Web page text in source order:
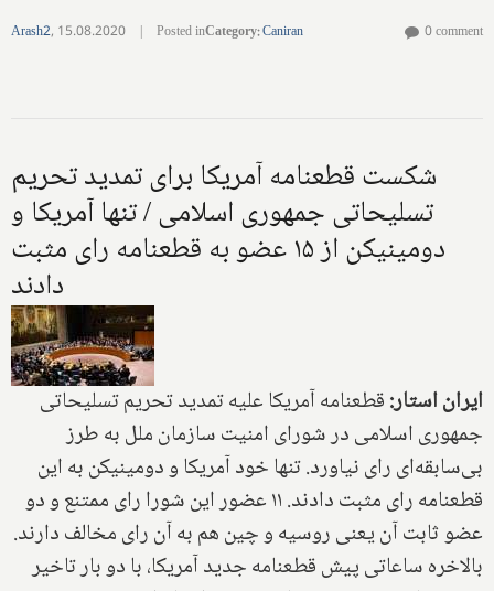
Arash2, 15.08.2020 | Posted inCategory:Caniran 0 comment
شکست قطعنامه آمریکا برای تمدید تحریم
تسلیحاتی جمهوری اسلامی / تنها آمریکا و
دومینیکن از ۱۵ عضو به قطعنامه رای مثبت
دادند
ایران استار:قطعنامه آمریکا علیه تمدید تحریم تسلیحاتی
جمهوری اسلامی در شورای امنیت سازمان ملل به طرز
بی‌سابقه‌ای رای نیاورد. تنها خود آمریکا و دومینیکن به این
قطعنامه رای مثبت دادند. ۱۱ عضور این شورا رای ممتنع و دو
عضو ثابت آن یعنی روسیه و چین هم به آن رای مخالف دارند.
بالاخره ساعاتی پیش قطعنامه جدید آمریکا، با دو بار تاخیر